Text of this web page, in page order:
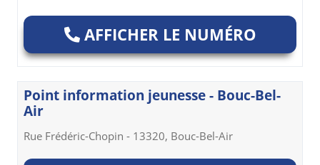
AFFICHER LE NUMÉRO
Point information jeunesse - Bouc-Bel-
Air
Rue Frédéric-Chopin - 13320, Bouc-Bel-Air